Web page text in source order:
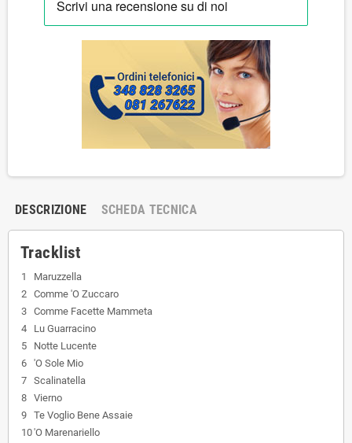
DESCRIZIONE SCHEDA TECNICA
Tracklist
1
Maruzzella
2 Comme 'O Zuccaro
3 Comme Facette Mammeta
4
Lu Guarracino
5
Notte Lucente
6 'O Sole Mio
7 Scalinatella
8 Vierno
9 Te Voglio Bene Assaie
10'O Marenariello